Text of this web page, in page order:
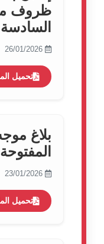
ظروف
السادسة
تحميل
بلاغ
تحميل